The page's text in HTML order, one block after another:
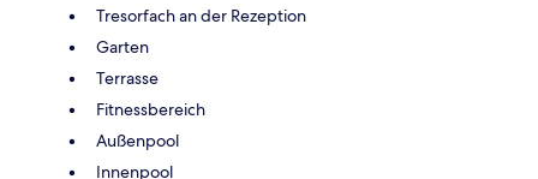
Tresorfach an der Rezeption
Garten
Terrasse
Fitnessbereich
Außenpool
Innenpool